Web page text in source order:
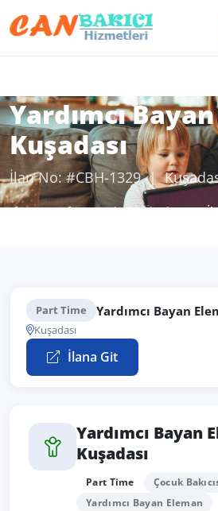
Yardımcı
Kuşadası
İlan No: #CBH-1329 |
Anasayfa Bakıcı İş İlanları
Part Time Yardımcı Bayan
Kuşadası
İlana Git
Yardımcı Bayan
Kuşadası
Part Time
Çocuk
Yardımcı Bayan Eleman